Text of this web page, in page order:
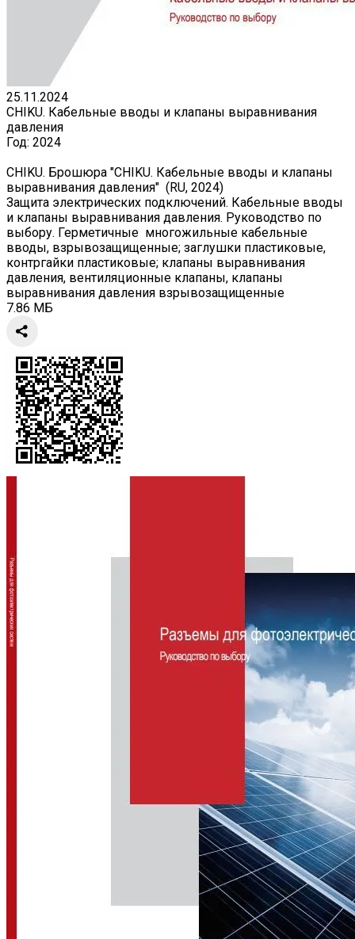
25.11.2024
CHIKU. Кабельные вводы и клапаны выравнивания
давления
Год: 2024
CHIKU. Брошюра "CHIKU. Кабельные вводы и клапаны
выравнивания давления" (RU, 2024)
Защита электрических подключений. Кабельные вводы
и клапаны выравнивания давления. Руководство по
выбору. Герметичные многожильные кабельные
вводы, взрывозащищенные; заглушки пластиковые,
контргайки пластиковые; клапаны выравнивания
давления, вентиляционные клапаны, клапаны
выравнивания давления взрывозащищенные
7.86 МБ